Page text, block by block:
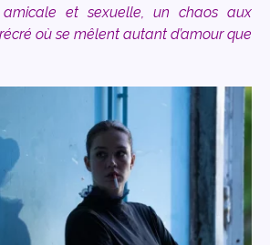
amicale et sexuelle, un chaos aux
où se mêlent autant d’amour que